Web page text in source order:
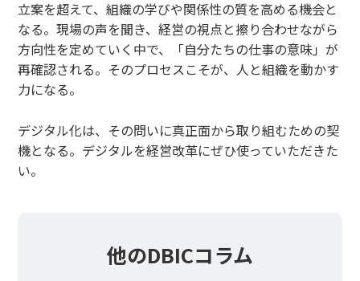
立案を超えて、組織の学びや関係性の質を高める機会と
なる。現場の声を聞き、経営の視点と擦り合わせながら
方向性を定めていく中で、「自分たちの仕事の意味」が
再確認される。そのプロセスこそが、人と組織を動かす
力になる。
デジタル化は、その問いに真正面から取り組むための契
機となる。デジタルを経営改革にぜひ使っていただきた
い。
他のDBICコラム